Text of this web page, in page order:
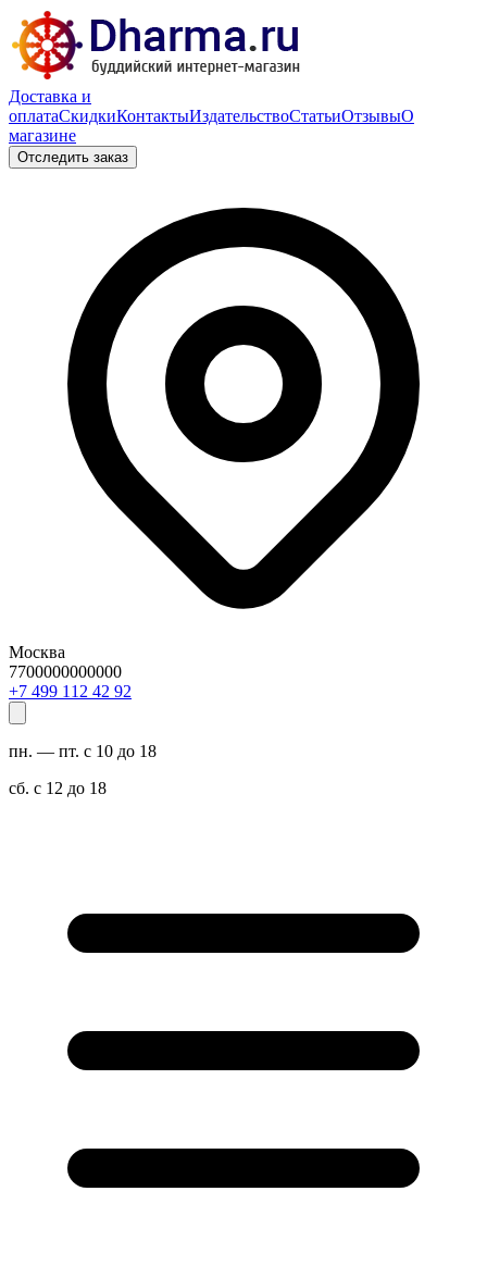
Доставка и
оплатаСкидкиКонтактыИздательствоСтатьиОтзывыО
магазине
Отследить заказ
Москва
7700000000000
29 24 211 994 7+
пн. — пт. с 10 до 18
сб. с 12 до 18